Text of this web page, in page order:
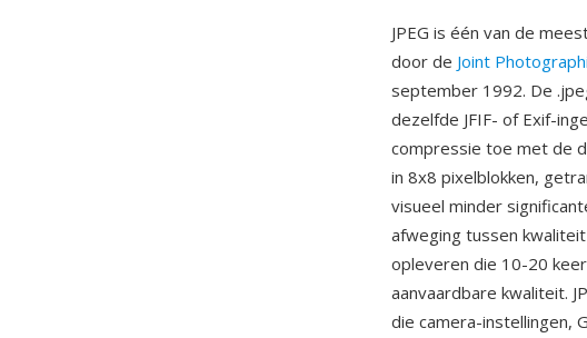
JPEG is één van de
door de Joint
september 1992. De
dezelfde JFIF- of Exif-
compressie toe met de
in 8x8 pixelblokken,
visueel minder
afweging tussen
opleveren die 10-20
aanvaardbare kwaliteit.
die camera-instellingen,